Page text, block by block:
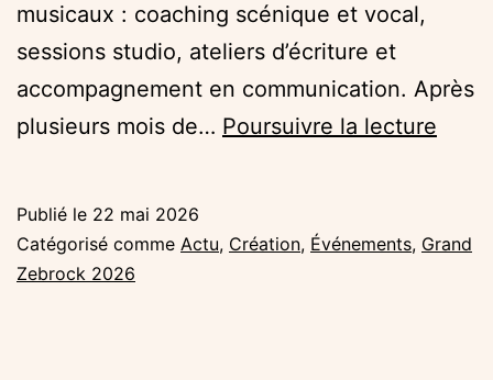
musicaux : coaching scénique et vocal,
sessions studio, ateliers d’écriture et
accompagnement en communication. Après
plusieurs mois de… Poursuivre la lecture
Publié le 22 mai 2026
Catégorisé comme Actu, Création, Événements, Grand
Zebrock 2026